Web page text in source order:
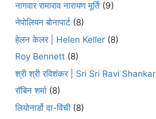
नागवार रामाराव नारायण मूर्ति (9)
नेपोलियन बोनापार्ट (8)
हेलन केलर | Helen Keller (8)
Roy Bennett (8)
श्री श्री रविशंकर | Sri Sri Ravi Shankar
रॉबिन शर्मा (8)
लियोनार्डो दा-विंची (8)